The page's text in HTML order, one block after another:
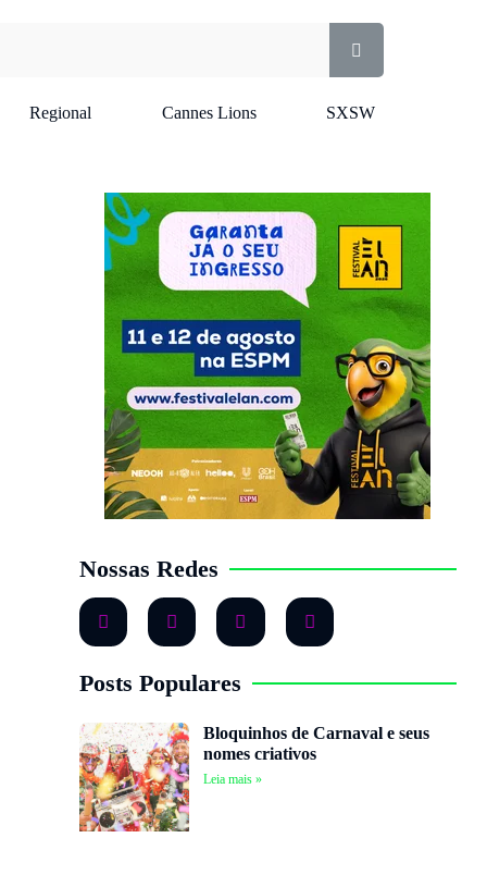
Regional Cannes Lions SXSW
Nossas Redes
Posts Populares
Bloquinhos de Carnaval e seus
nomes criativos
Leia mais »